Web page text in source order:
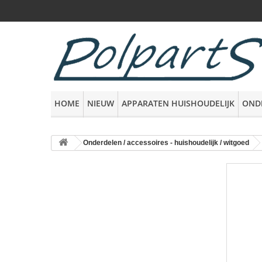
HOME NIEUW APPARATEN HUISHOUDELIJK
Onderdelen / accessoires - huishoudelijk / witgoed